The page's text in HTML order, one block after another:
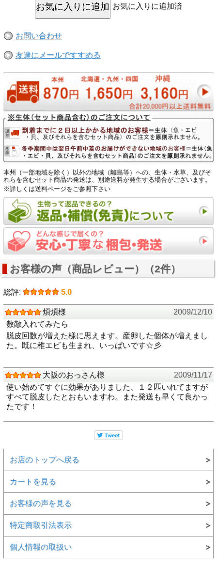
お気に入りに追加済
お問い合わせ
友達にメールですすめる
本州（一部地域を除く）以外の地域（離島等）への、生体・水草、及びそ
れらを含むセット商品の発送は、別途送料が発生する場合がございます。
※詳しくは送料ページをご参照下さい
お客様の声（商品レビュー）（2件）
総評: 5.0
煩煩様
2009/12/10
数敵入れてみたら
脱皮回数が増えた様に思えます。産卵した個体が増えまし
た。既に稚エビも生まれ、いっぱいです☆彡
大阪のおっさん様
2009/11/17
使い始めてすぐに効果がありました、１２匹いれてますが
すべて脱皮したとおもいますわ。また発送も早くて良かっ
たです！
お店のトップへ戻る
カートを見る
お客様の声を見る
特定商取引法表示
個人情報の取扱い